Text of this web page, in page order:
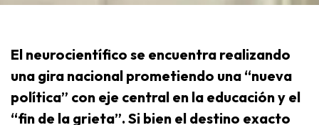
El neurocientífico se encuentra realizando
una gira nacional prometiendo una “nueva
política” con eje central en la educación y el
“fin de la grieta”. Si bien el destino exacto